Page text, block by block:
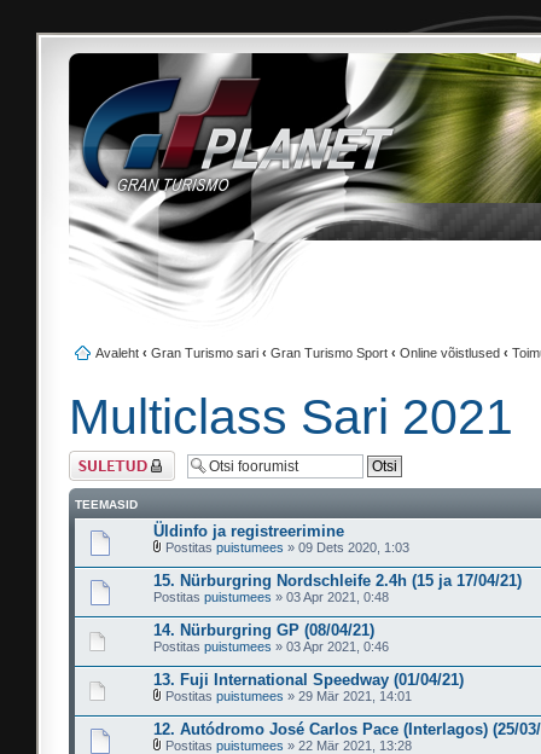
Avaleht ‹ Gran Turismo sari ‹ Gran Turismo Sport ‹ Online võistlused ‹
Multiclass Sari 2021
Foorum on lukus
TEEMASID
Üldinfo ja registreerimine
Postitas puistumees » 09 Dets 2020, 1:03
15. Nürburgring Nordschleife 2.4h (15 ja 17/04/21)
Postitas puistumees » 03 Apr 2021, 0:48
14. Nürburgring GP (08/04/21)
Postitas puistumees » 03 Apr 2021, 0:46
13. Fuji International Speedway (01/04/21)
Postitas puistumees » 29 Mär 2021, 14:01
12. Autódromo José Carlos Pace (Interlagos) (25/
Postitas puistumees » 22 Mär 2021, 13:28